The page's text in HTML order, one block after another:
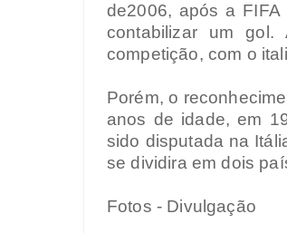
de2006, após a
contabilizar um gol.
competição, com o
Porém, o
anos de idade, em
sido disputada na
se dividira em dois
Fotos - Divulgação